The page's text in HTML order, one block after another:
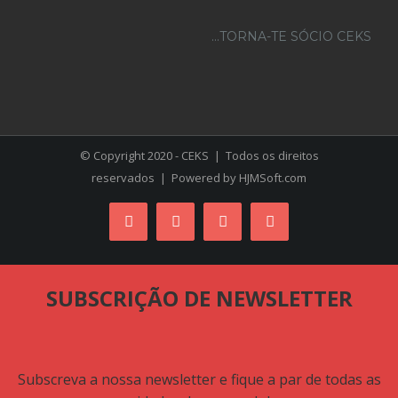
...TORNA-TE SÓCIO CEKS
© Copyright 2020 - CEKS | Todos os direitos
reservados | Powered by HJMSoft.com
FacebookInstagramYouTubeSkype
SUBSCRIÇÃO DE NEWSLETTER
Subscreva a nossa newsletter e fique a par de todas as